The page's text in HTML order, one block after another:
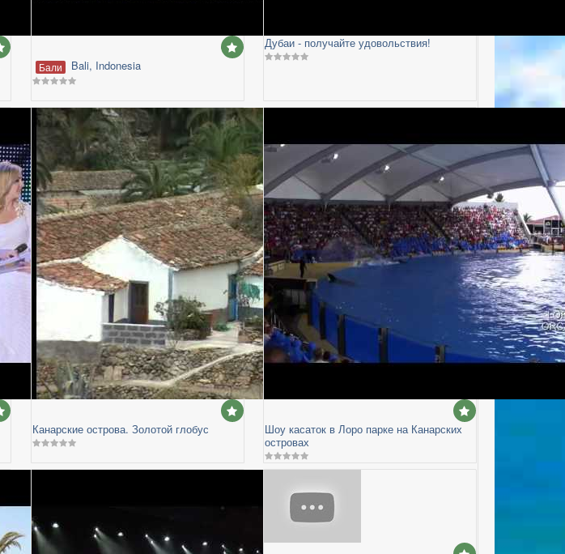
Бали Bali, Indonesia
Дубаи - получайте удовольствия!
Канарские острова. Золотой глобус
Шоу касаток в Лоро парке на Канарских
островах